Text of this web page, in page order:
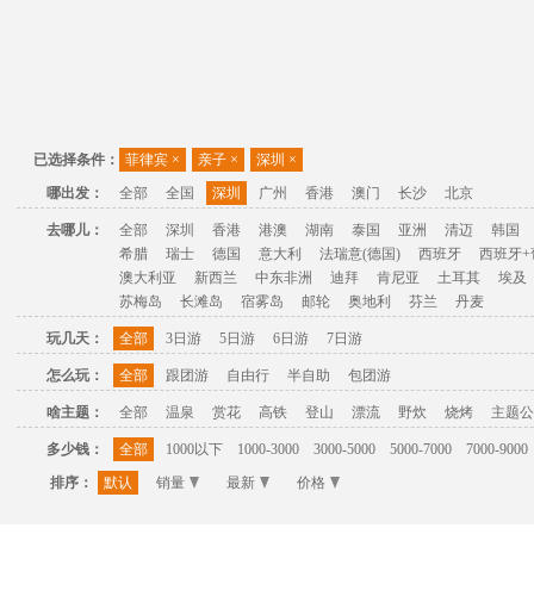
已选择条件： 菲律宾 × 亲子 × 深圳 ×
哪出发：
全部 全国 深圳 广州 香港 澳门 长沙 北京
去哪儿： 全部 深圳 香港 港澳 湖南 泰国 亚洲 清迈
韩国
希腊
瑞士 德国 意大利 法瑞意(德国) 西班牙
西班牙+
澳大利亚
新西兰 中东非洲 迪拜 肯尼亚 土耳其
埃及
苏梅岛
长滩岛 宿雾岛 邮轮 奥地利 芬兰 丹麦
玩几天： 全部 3日游 5日游 6日游 7日游
怎么玩： 全部 跟团游 自由行 半自助 包团游
啥主题： 全部 温泉 赏花 高铁 登山 漂流 野炊 烧烤 主题
多少钱： 全部 1000以下 1000-3000 3000-5000 5000-7000
7000-9000
排序：
默认 销量 最新 价格